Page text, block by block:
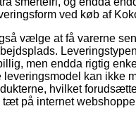
ved køb af
vælge at få varerne
men endda rigtig
leveringsmodel kan ikke
hvilket
tæt på internet